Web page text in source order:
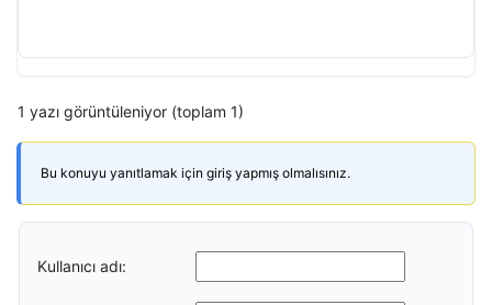
1 yazı görüntüleniyor (toplam 1)
Bu konuyu yanıtlamak için giriş yapmış olmalısınız.
Kullanıcı adı: